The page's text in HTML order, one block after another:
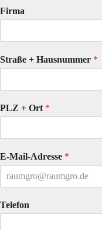
Firma
Straße + Hausnummer *
PLZ + Ort *
E-Mail-Adresse *
Telefon